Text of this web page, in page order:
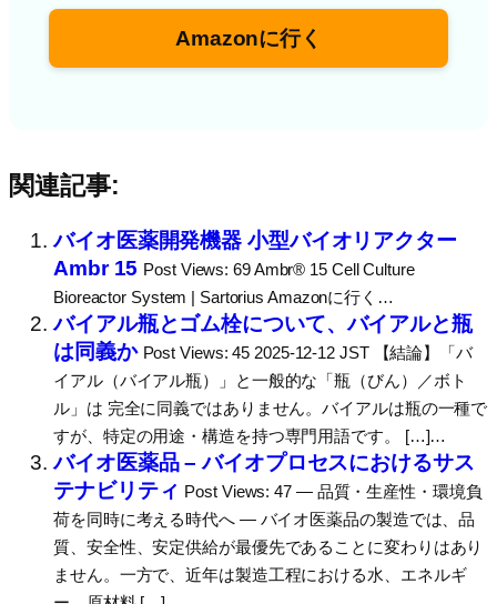
Amazonに行く
関連記事:
バイオ医薬開発機器 小型バイオリアクター
Ambr 15 Post Views: 69 Ambr® 15 Cell Culture
Bioreactor System | Sartorius Amazonに行く…
バイアル瓶とゴム栓について、バイアルと瓶
は同義か Post Views: 45 2025-12-12 JST 【結論】「バ
イアル（バイアル瓶）」と一般的な「瓶（びん）／ボト
ル」は 完全に同義ではありません。バイアルは瓶の一種で
すが、特定の用途・構造を持つ専門用語です。 […]…
バイオ医薬品 – バイオプロセスにおけるサス
テナビリティ Post Views: 47 ― 品質・生産性・環境負
荷を同時に考える時代へ ― バイオ医薬品の製造では、品
質、安全性、安定供給が最優先であることに変わりはあり
ません。一方で、近年は製造工程における水、エネルギ